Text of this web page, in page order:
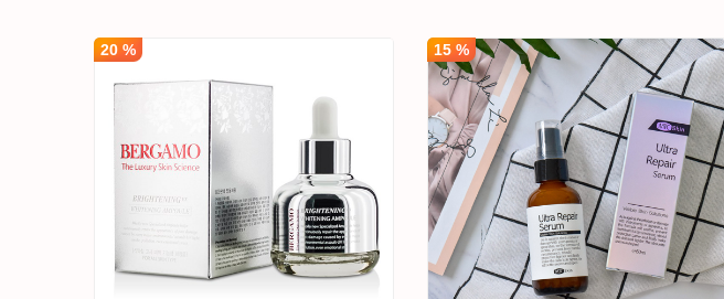
20 % 15 %